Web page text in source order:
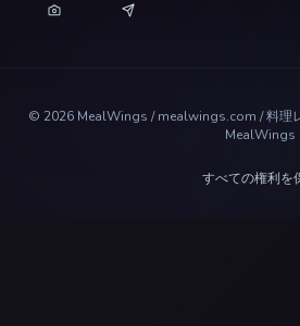
© 2026 MealWings / mealwings.com /料理
MealWings
すべての権利を